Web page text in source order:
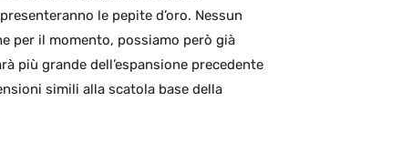
le pepite d’oro. Nessun
per il momento, possiamo però già
più grande dell’espansione precedente
simili alla scatola base della